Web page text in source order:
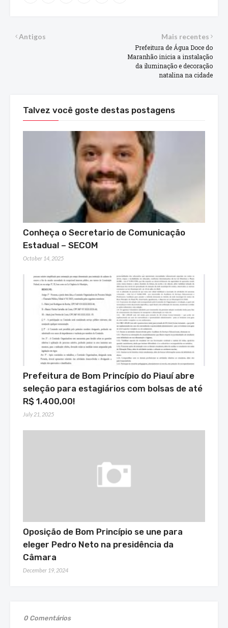
Mais recentes
Prefeitura de Água Doce do
Maranhão inicia a instalação
da iluminação e decoração
natalina na cidade
Antigos
Talvez você goste destas postagens
Conheça o Secretario de Comunicação
Estadual – SECOM
October 14, 2025
Prefeitura de Bom Princípio do Piauí abre
seleção para estagiários com bolsas de até
R$ 1.400,00!
July 21, 2025
Oposição de Bom Princípio se une para
eleger Pedro Neto na presidência da
Câmara
December 19, 2024
0 Comentários